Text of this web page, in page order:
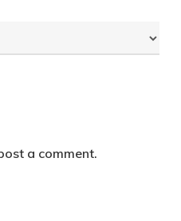
a comment.